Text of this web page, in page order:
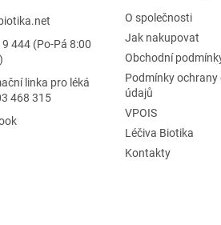
biotika.net
444 (Po-Pá 8:00
linka pro léká
468 315
O společnosti
Jak nakupovat
Obchodní
Podmínky ochrany
údajů
VPOIS
Léčiva Biotika
Kontakty